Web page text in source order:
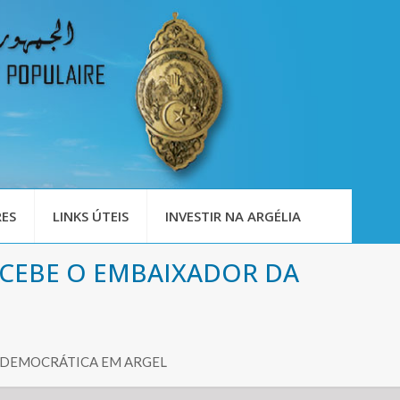
LINKS ÚTEIS INVESTIR NA ARGÉLIA
O EMBAIXADOR DA
EM ARGEL